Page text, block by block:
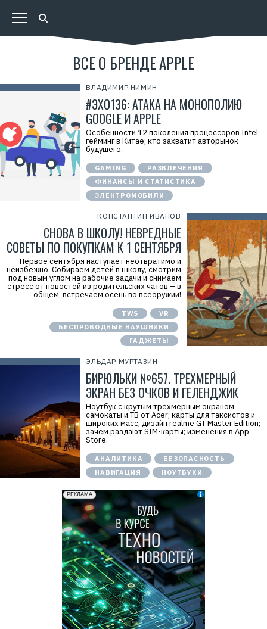
ВСЕ О БРЕНДЕ APPLE
ВЛАДИМИР НИМИН
#ЭХО136: АТАКА НА МОНОПОЛИЮ
GOOGLE И APPLE
Особенности 12 поколения процессоров Intel;
гейминг в Китае; кто захватит авторынок
будущего.
GAMING
РАЗВЛЕЧЕНИЯ
ФИНАНСЫ И СТАТИСТИКА
ЭЛЕКТРОМОБИЛИ
КОНСТАНТИН ИВАНОВ
СНОВА В ШКОЛУ! НЕВРЕДНЫЕ
СОВЕТЫ ПО ПОКУПКАМ К 1 СЕНТЯБРЯ
Первое сентября наступает неотвратимо и
неизбежно. Собираем детей в школу, смотрим
под новым углом на рабочие задачи и снимаем
стресс от новостей из родительских чатов – в
общем, встречаем осень во всеоружии!
TWS
VR
БЕСПРОВОДНЫЕ НАУШНИКИ
ГАДЖЕТЫ
ЭЛЬДАР МУРТАЗИН
БИРЮЛЬКИ №657. ТРЕХМЕРНЫЙ
ЭКРАН БЕЗ ОЧКОВ И ГЕЛЕНДЖИК
Ноутбук с крутым трехмерным экраном,
самокаты и ТВ от Acer; карты для таксистов и
широких масс; дизайн realme GT Master Edition;
зачем раздают SIM-карты; изменения в App
Store.
АНАЛИТИКА
БЕЗОПАСНОСТЬ
НАВИГАЦИЯ
НОУТБУКИ